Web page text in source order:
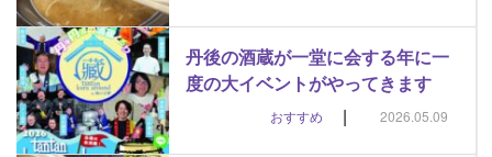
丹後の酒蔵が一堂に会する年に一
度の大イベントがやってきます
おすすめ | 2026.05.09